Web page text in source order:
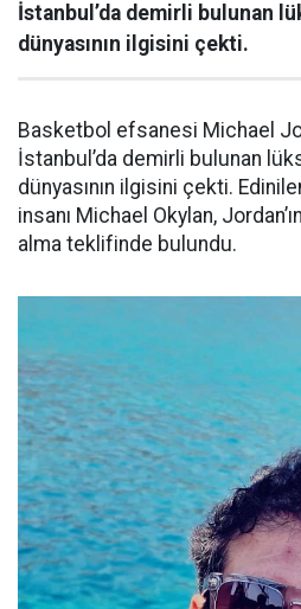
İstanbul’da demirli bulunan
dünyasının ilgisini çekti.
Basketbol efsanesi Michael
İstanbul’da demirli bulunan
dünyasının ilgisini çekti.
insanı Michael Okylan,
alma teklifinde bulundu.